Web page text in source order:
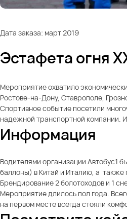
Дата заказа: март 2019
Эстафета огня
Мероприятие охватило
Ростове-на-Дону, Ставрополе,
Спортивное событие посетили
надежной транспортной компании.
Информация
Водителями организации Автобус1
баллоны) в Китай и Италию, а также
Брендирование 2 болотоходов и 1
Мероприятие длилось пол года.
на первом месте всегда стояли